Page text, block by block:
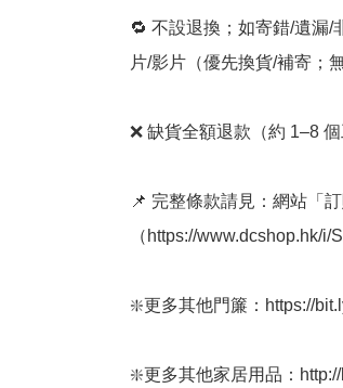
🔁 不設退換；如寄錯/遺漏/
片/影片（優先換貨/補寄；
❌ 缺貨全額退款（約 1–8 個
📌 完整條款請見：網站「
（https://www.dcshop.hk/i/
❇️更多其他門簾：https://
❇️更多其他家居用品：